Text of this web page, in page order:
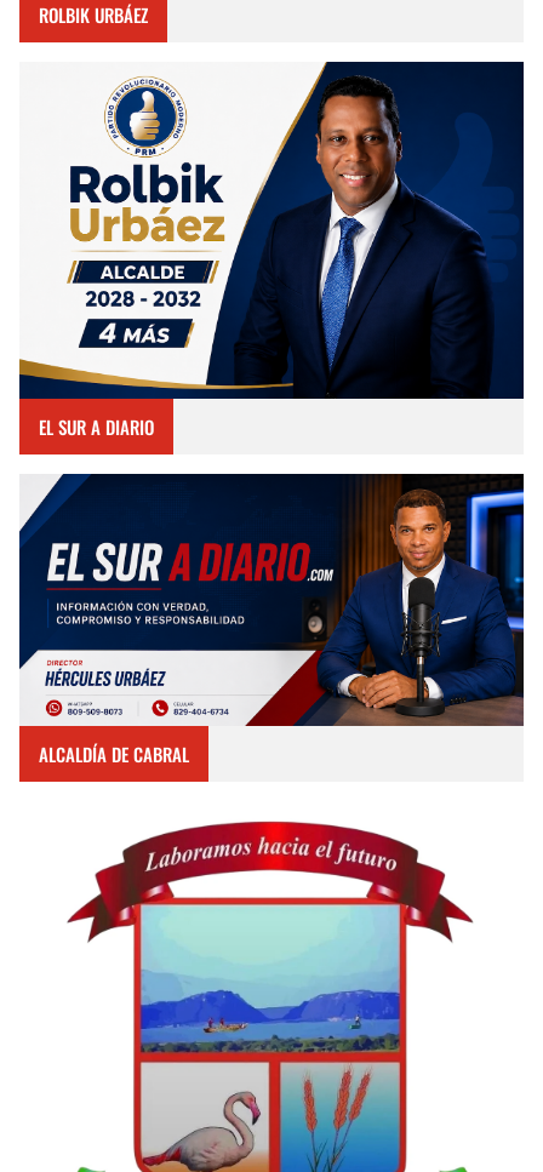
ROLBIK URBÁEZ
EL SUR A DIARIO
ALCALDÍA DE CABRAL